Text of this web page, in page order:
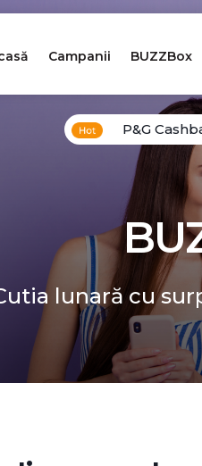
Campanii BUZZBox
P&G
lunară cu